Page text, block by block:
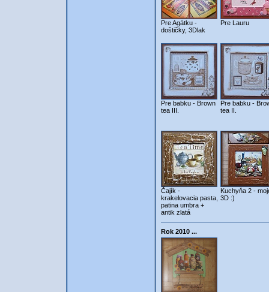
Pre Agátku -
doštičky, 3Dlak
Pre Lauru
Pre babku - Brown
tea III.
Pre babku -
tea II.
Čajík -
krakelovacia pasta,
patina umbra +
antik zlatá
Kuchyňa 2 -
3D :)
Rok 2010 ...